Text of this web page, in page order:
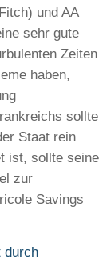
und AA
sehr gute
Zeiten
haben,
sollte
Staat rein
ist, sollte seine
zur
Savings
durch